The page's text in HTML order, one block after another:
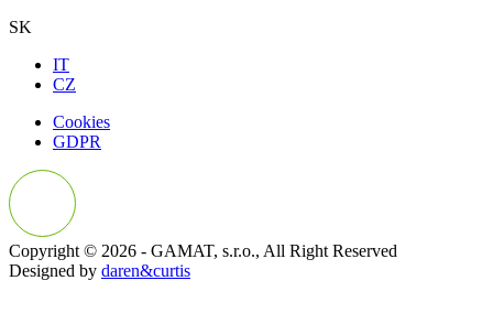
SK
IT
CZ
Cookies
GDPR
Copyright © 2026 - GAMAT, s.r.o., All Right Reserved
Designed by daren&curtis